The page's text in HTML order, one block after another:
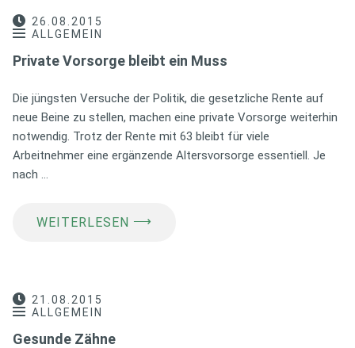
26.08.2015
ALLGEMEIN
Private Vorsorge bleibt ein Muss
Die jüngsten Versuche der Politik, die gesetzliche Rente auf
neue Beine zu stellen, machen eine private Vorsorge weiterhin
notwendig. Trotz der Rente mit 63 bleibt für viele
Arbeitnehmer eine ergänzende Altersvorsorge essentiell. Je
nach …
WEITERLESEN ⟶
21.08.2015
ALLGEMEIN
Gesunde Zähne